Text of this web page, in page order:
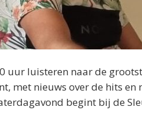
uur luisteren naar de
met nieuws over de hits
begint bij de